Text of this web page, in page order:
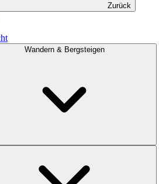
Zurück
Wandern & Bergsteigen